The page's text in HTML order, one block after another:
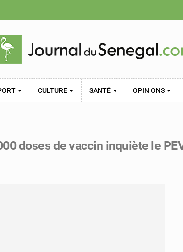
CULTURE SANTÉ OPINIONS
doses de vaccin inquiète le